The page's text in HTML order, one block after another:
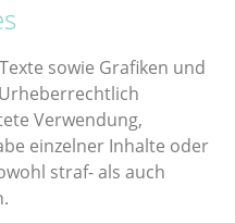
sowie Grafiken und
Verwendung,
einzelner Inhalte oder
straf- als auch